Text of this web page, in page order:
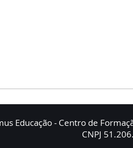
Educação - Centro de
CNPJ